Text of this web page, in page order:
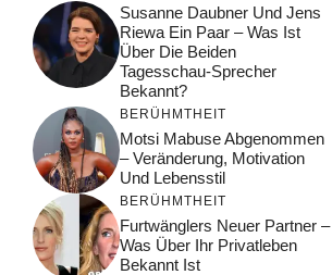
Susanne Daubner Und Jens
Riewa Ein Paar – Was Ist
Über Die Beiden
Tagesschau-Sprecher
Bekannt?
BERÜHMTHEIT
Motsi Mabuse Abgenommen
– Veränderung, Motivation
Und Lebensstil
BERÜHMTHEIT
Furtwänglers Neuer Partner –
Was Über Ihr Privatleben
Bekannt Ist